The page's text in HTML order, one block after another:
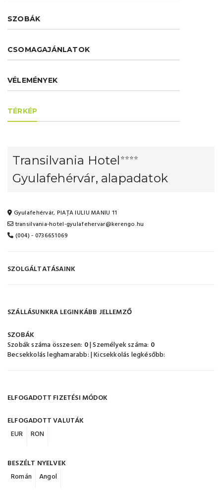
SZOBÁK
CSOMAGAJÁNLATOK
VÉLEMÉNYEK
TÉRKÉP
Transilvania Hotel ⭐⭐⭐⭐
Gyulafehérvár, alapadatok
Gyulafehérvár, PIAȚA IULIU MANIU 11
transilvania-hotel-gyulafehervar@kerengo.hu
(004) - 0736651069
SZOLGÁLTATÁSAINK
SZÁLLÁSUNKRA LEGINKÁBB JELLEMZŐ
SZOBÁK
Szobák száma összesen: 0| Személyek száma: 0
Becsekkolás leghamarabb:| Kicsekkolás legkésőbb:
ELFOGADOTT FIZETÉSI MÓDOK
ELFOGADOTT VALUTÁK
EUR
RON
BESZÉLT NYELVEK
Román
Angol